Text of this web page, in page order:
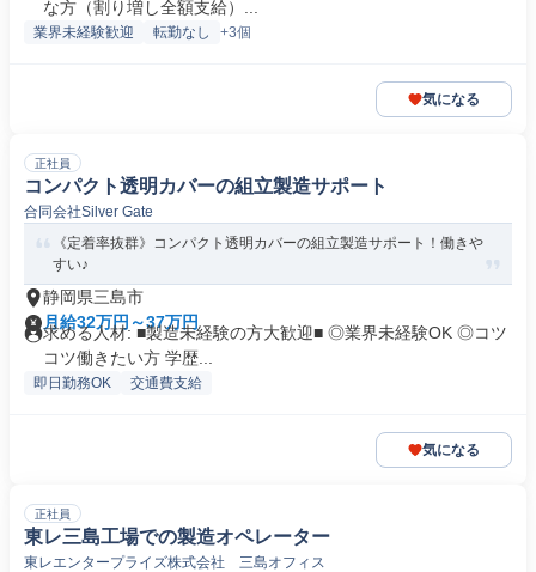
な方（割り増し全額支給）...
業界未経験歓迎 転勤なし +3個
気になる
正社員
コンパクト透明カバーの組立製造サポート
合同会社Silver Gate
《定着率抜群》コンパクト透明カバーの組立製造サポート！働きや
すい♪
静岡県三島市
月給32万円～37万円
求める人材: ■製造未経験の方大歓迎■ ◎業界未経験OK ◎コツ
コツ働きたい方 学歴...
即日勤務OK 交通費支給
気になる
正社員
東レ三島工場での製造オペレーター
東レエンタープライズ株式会社 三島オフィス